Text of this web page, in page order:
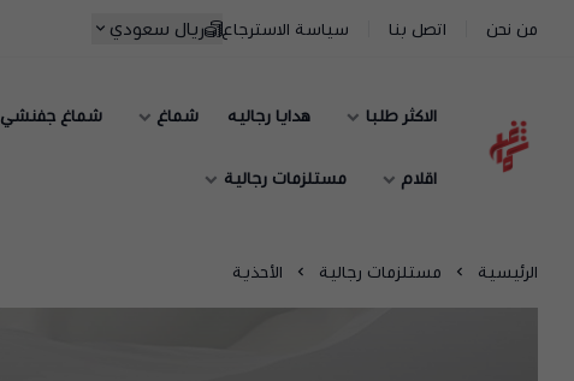
من نحن اتصل بنا سياسة الاسترجاع ريال سعودي
شماغ شوب | أفضل متجر شماغ في السعودية
الاكثر طلبا هدايا رجاليه شماغ شماغ جفنشي
اقلام مستلزمات رجالية
الرئيسية مستلزمات رجالية الأحذية